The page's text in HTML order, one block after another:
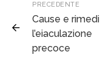
PRECEDENTE
Cause e
l’eiaculazione
precoce